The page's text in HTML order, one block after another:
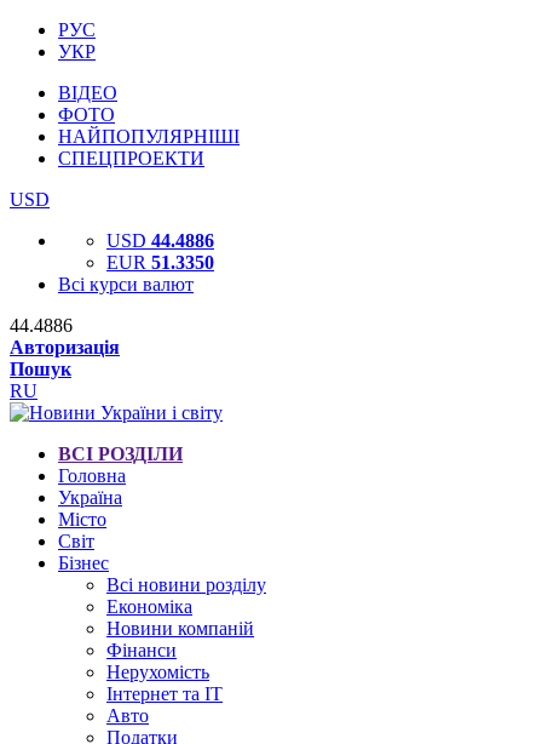
РУС
УКР
ВІДЕО
ФОТО
НАЙПОПУЛЯРНІШІ
СПЕЦПРОЕКТИ
USD
USD 44.4886
EUR 51.3350
Всі курси валют
44.4886
Авторизація
Пошук
RU
ВСІ РОЗДІЛИ
Головна
Україна
Місто
Світ
Бізнес
Всі новини розділу
Економіка
Новини компаній
Фінанси
Нерухомість
Інтернет та IT
Авто
Податки